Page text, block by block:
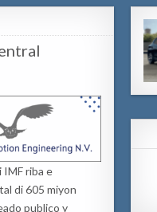
IMF riba e
di 605 miyon
publico y